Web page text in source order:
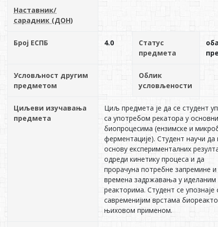
Наставник/
сарадник (ДОН)
Број ЕСПБ 4.0
Статус
предмета
Условљност другим
предметом
Облик
условљености
Циљеви изучавања
предмета
Циљ предмета је да се студент
са употребом рекатора у
биопроцесима (ензимске и
ферментације). Студент научи да
основу експерименталних
одреди кинетику процеса и да
прорачуна потребне запремине и
времена задржавања у иделаним
реакторима. Студент се упознаје
савременијим врстама
њиховом применом.